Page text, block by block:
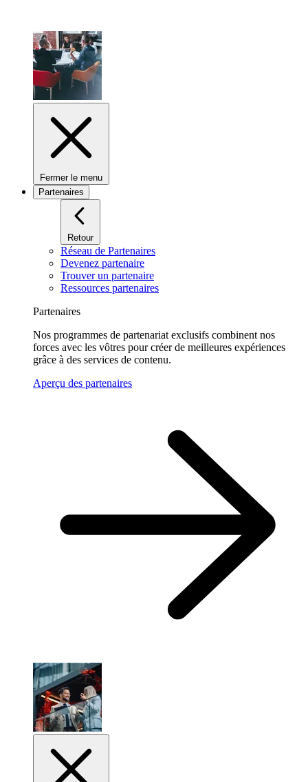
Fermer le menu
Partenaires
Retour
Réseau de Partenaires
Devenez partenaire
Trouver un partenaire
Ressources partenaires
Partenaires
Nos programmes de partenariat exclusifs combinent nos
forces avec les vôtres pour créer de meilleures expériences
grâce à des services de contenu.
Aperçu des partenaires